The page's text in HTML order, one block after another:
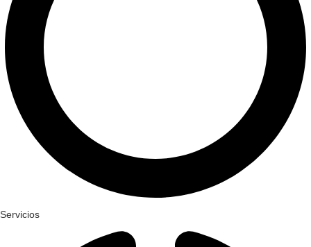
Servicios